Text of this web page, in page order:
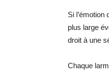
Si
plus large
droit à une
Chaque